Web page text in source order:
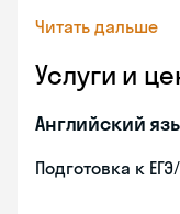
Читать дальше
Услуги и
Английский
Подготовка к